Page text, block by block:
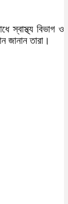
স্বাস্থ্য বিভাগ ও
জানান তারা।